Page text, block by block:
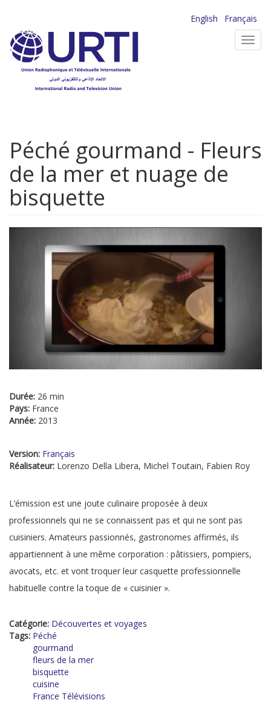
contenu
principal
English
Français
Péché gourmand - Fleurs
de la mer et nuage de
bisquette
Durée: 26 min
Pays: France
Année: 2013
Version: Français
Réalisateur: Lorenzo Della Libera, Michel Toutain, Fabien Roy
L’émission est une joute culinaire proposée à deux
professionnels qui ne se connaissent pas et qui ne sont pas
cuisiniers. Amateurs passionnés, gastronomes affirmés, ils
appartiennent à une même corporation : pâtissiers, pompiers,
avocats, etc. et vont troquer leur casquette professionnelle
habituelle contre la toque de « cuisinier ».
Catégorie: Découvertes et voyages
Tags: Péché
gourmand
fleurs de la mer
bisquette
cuisine
France Télévisions